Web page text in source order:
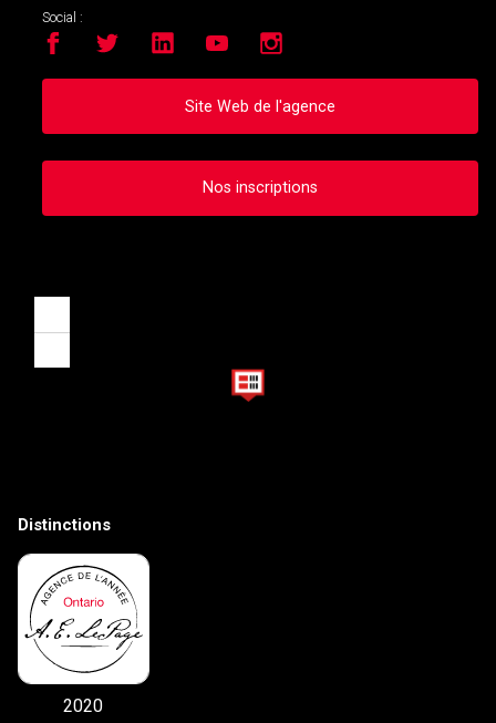
Social :
Site Web de l'agence
Nos inscriptions
Distinctions
2020